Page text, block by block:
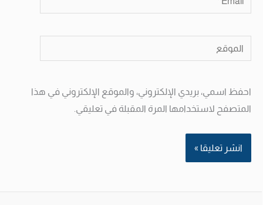
الموقع
احفظ اسمي، بريدي الإلكتروني، والموقع الإلكتروني في هذا
المتصفح لاستخدامها المرة المقبلة في تعليقي.